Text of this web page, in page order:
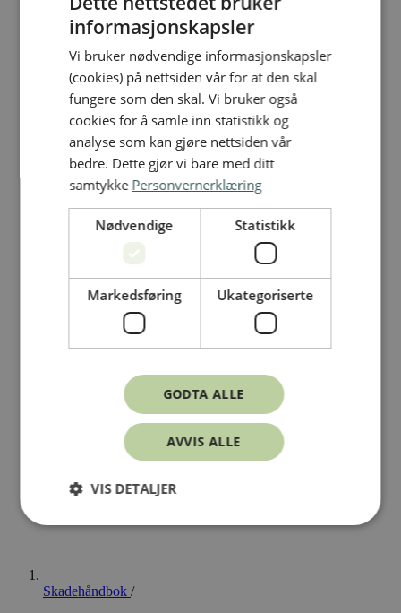
Meny
Skadehåndbok /
ENGLISH
informasjonskapsler
Vi bruker nødvendige informasjonskapsler
(cookies) på nettsiden vår for at den skal
fungere som den skal. Vi bruker også
cookies for å samle inn statistikk og
analyse som kan gjøre nettsiden vår
bedre. Dette gjør vi bare med ditt
samtykke Personvernerklæring
Nødvendige Statistikk
Markedsføring Ukategoriserte
GODTA ALLE
AVVIS ALLE
VIS DETALJER